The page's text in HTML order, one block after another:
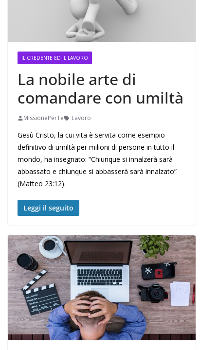
IL CREDENTE ED IL LAVORO
La nobile arte di
comandare con umiltà
MissionePerTe Lavoro
Gesù Cristo, la cui vita è servita come esempio
definitivo di umiltà per milioni di persone in tutto il
mondo, ha insegnato: “Chiunque si innalzerà sarà
abbassato e chiunque si abbasserà sarà innalzato”
(Matteo 23:12).
Leggi il seguito